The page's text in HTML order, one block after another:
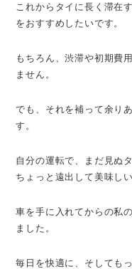
これからタイに長く滞在
をおすすめしたいです。
もちろん、渋滞や初期費
ません。
でも、それを補って余り
す。
自分の運転で、まだ見ぬ
ちょっと遠出して美味し
車を手に入れてからの私
ました。
毎日を快適に、そしても